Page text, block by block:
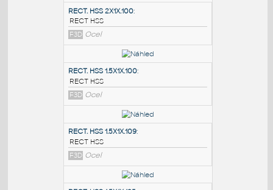
PODOBNÉ BLOKY
RECT. HSS 2X1X.100
F3D Ocel
RECT. HSS 1.5X1X.100
RECT HSS